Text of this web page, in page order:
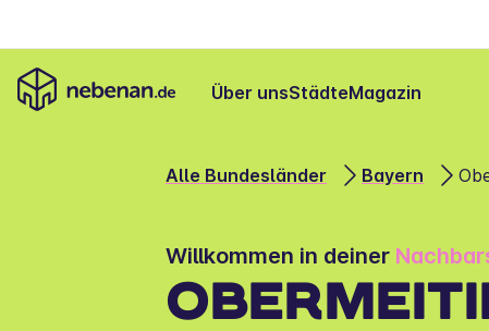
Über unsStädteMagazin
Alle Bundesländer Bayern
Willkommen in deiner